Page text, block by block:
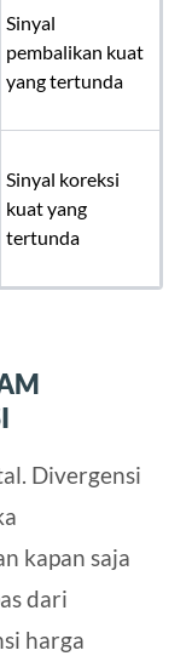
Sinyal
pembalikan kuat
yang tertunda
Sinyal koreksi
kuat yang
tertunda
Divergensi
kapan saja
dari
harga